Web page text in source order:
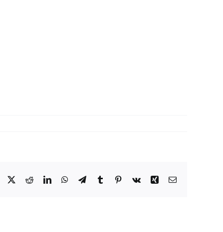
Facebook
X RedditLinkedInWhatsApp
TelegramTumblrPinterest
Vk Xing Correo